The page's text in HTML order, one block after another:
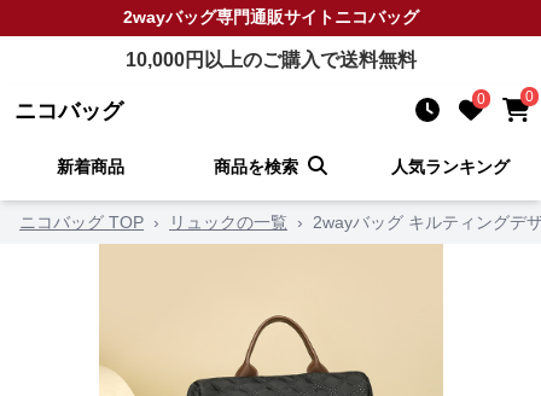
2wayバッグ専門通販サイトニコバッグ
10,000円以上のご購入で送料無料
ニコバッグ 0 0
新着商品 商品を検索 人気ランキング
ニコバッグ TOP › リュックの一覧 › 2wayバッグ キルティングデ